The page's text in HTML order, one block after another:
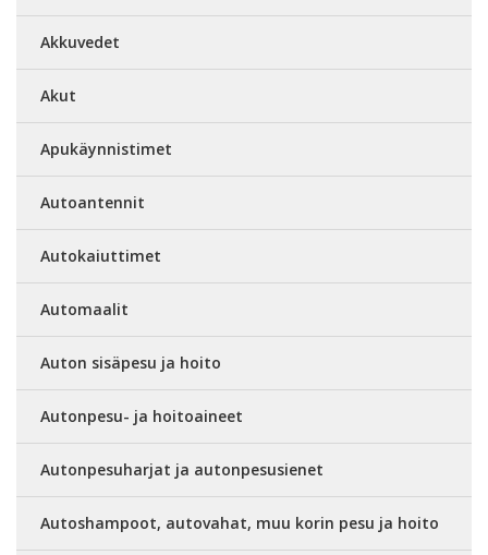
Akkuvedet
Akut
Apukäynnistimet
Autoantennit
Autokaiuttimet
Automaalit
Auton sisäpesu ja hoito
Autonpesu- ja hoitoaineet
Autonpesuharjat ja autonpesusienet
Autoshampoot, autovahat, muu korin pesu ja hoito